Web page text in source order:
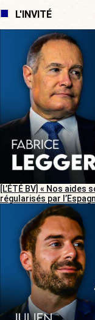
L'INVITÉ
[L’ÉTÉ BV] « Nos
régularisés par